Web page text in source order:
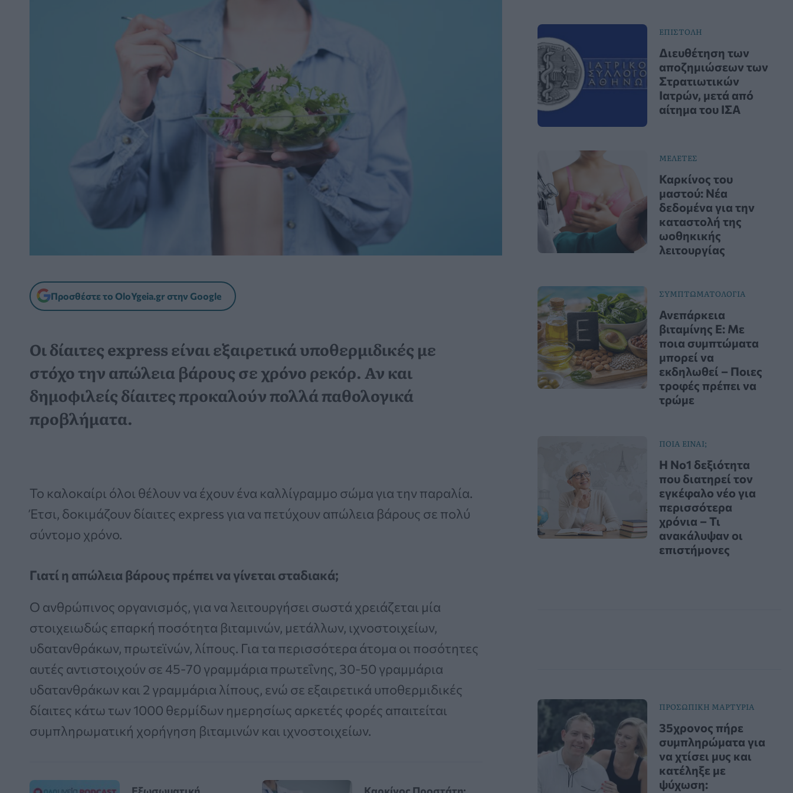
Προσθέστε το OloYgeia.gr στην Google
Οι δίαιτες expressείναι εξαιρετικά υποθερμιδικές με
στόχο την απώλεια βάρους σε χρόνο ρεκόρ. Αν και
δημοφιλείς δίαιτες προκαλούν πολλά παθολογικά
προβλήματα.
Το καλοκαίρι όλοι θέλουν να έχουν ένα καλλίγραμμο σώμα για την παραλία.
Έτσι, δοκιμάζουν δίαιτες express για να πετύχουν απώλεια βάρους σε πολύ
σύντομο χρόνο.
Γιατί η απώλεια βάρους πρέπει να γίνεται σταδιακά;
Ο ανθρώπινος οργανισμός, για να λειτουργήσει σωστά χρειάζεται μία
στοιχειωδώς επαρκή ποσότητα βιταμινών, μετάλλων, ιχνοστοιχείων,
υδατανθράκων, πρωτεϊνών, λίπους. Για τα περισσότερα άτομα οι ποσότητες
αυτές αντιστοιχούν σε 45-70 γραμμάρια πρωτεΐνης, 30-50 γραμμάρια
υδατανθράκων και 2 γραμμάρια λίπους, ενώ σε εξαιρετικά υποθερμιδικές
δίαιτες κάτω των 1000 θερμίδων ημερησίως αρκετές φορές απαιτείται
συμπληρωματική χορήγηση βιταμινών και ιχνοστοιχείων.
ΕΠΙΣΤΟΛΗ
Διευθέτηση των
αποζημιώσεων των
Στρατιωτικών
Ιατρών, μετά από
αίτημα του ΙΣΑ
ΜΕΛΕΤΕΣ
Καρκίνος του
μαστού: Νέα
δεδομένα για την
καταστολή της
ωοθηκικής
λειτουργίας
ΣΥΜΠΤΩΜΑΤΟΛΟΓΙΑ
Ανεπάρκεια
βιταμίνης Ε: Με
ποια συμπτώματα
μπορεί να
εκδηλωθεί – Ποιες
τροφές πρέπει να
τρώμε
ΠΟΙΑ ΕΙΝΑΙ;
Η Νο1 δεξιότητα
που διατηρεί τον
εγκέφαλο νέο για
περισσότερα
χρόνια – Τι
ανακάλυψαν οι
επιστήμονες
ΠΡΟΣΩΠΙΚΗ ΜΑΡΤΥΡΙΑ
35χρονος πήρε
συμπληρώματα για
να χτίσει μυς και
κατέληξε με
ψύχωση: